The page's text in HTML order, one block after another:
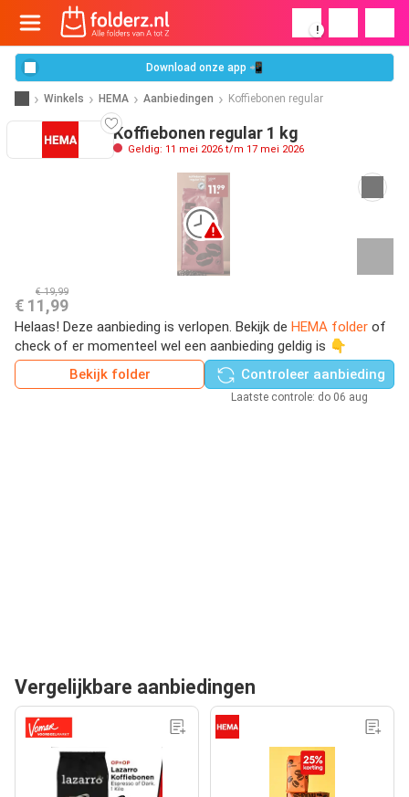
!
Download onze app 📲
Winkels HEMA Aanbiedingen Koffiebonen regular
Koffiebonen regular 1 kg
Geldig: 11 mei 2026 t/m 17 mei 2026
€ 19,99
€ 11,99
Helaas! Deze aanbieding is verlopen. Bekijk de HEMA folder of
check of er momenteel wel een aanbieding geldig is 👇
Bekijk folder
Controleer aanbieding
Laatste controle: do 06 aug
Vergelijkbare aanbiedingen